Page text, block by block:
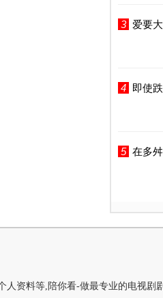
3
爱要
4
即使
5 在多
资料等,陪你看-做最专业的电视剧剧